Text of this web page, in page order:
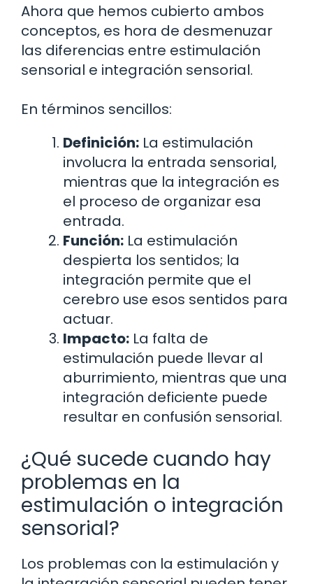
Ahora que hemos cubierto ambos
conceptos, es hora de desmenuzar
las diferencias entre estimulación
sensorial e integración sensorial.
En términos sencillos:
Definición: La estimulación
involucra la entrada sensorial,
mientras que la integración es
el proceso de organizar esa
entrada.
Función: La estimulación
despierta los sentidos; la
integración permite que el
cerebro use esos sentidos para
actuar.
Impacto: La falta de
estimulación puede llevar al
aburrimiento, mientras que una
integración deficiente puede
resultar en confusión sensorial.
¿Qué sucede cuando hay
problemas en la
estimulación o integración
sensorial?
Los problemas con la estimulación y